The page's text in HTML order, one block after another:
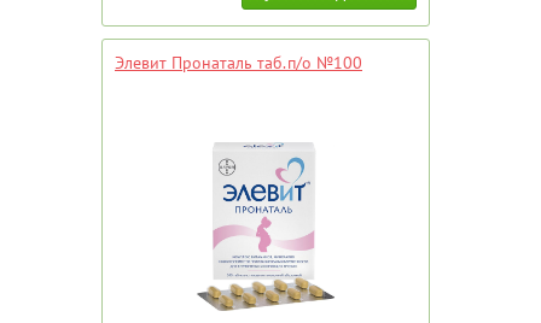
Элевит Пронаталь таб.п/о №100